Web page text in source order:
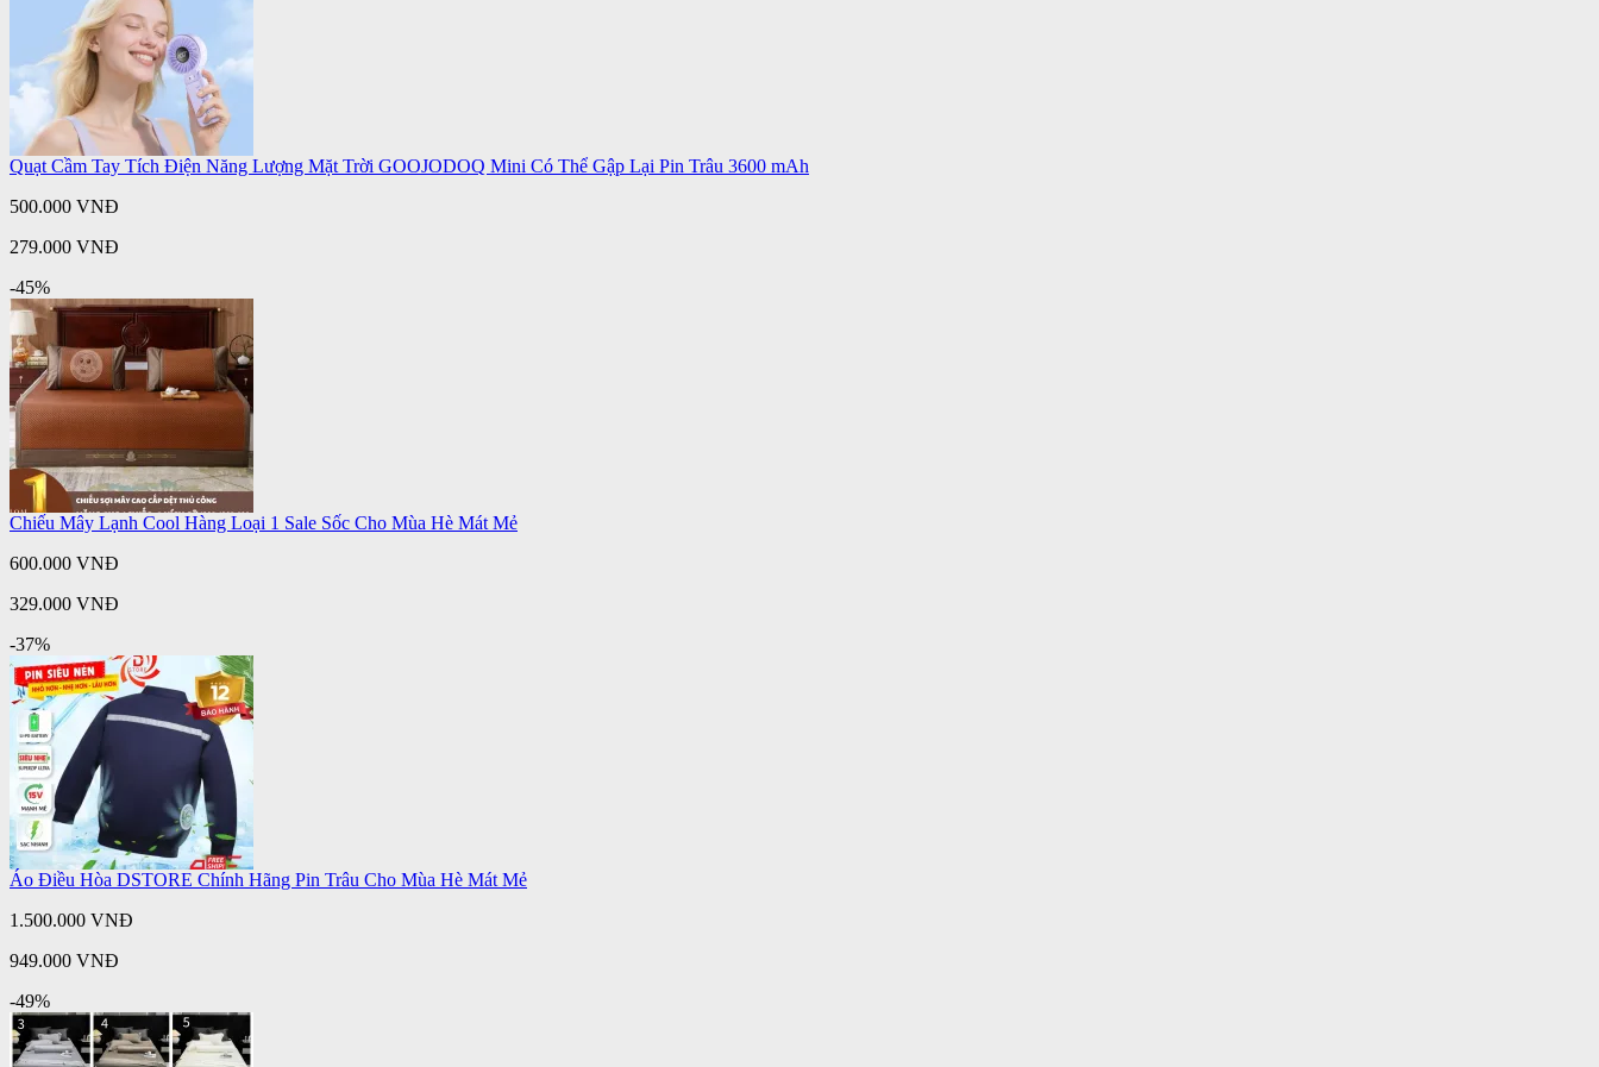
Quạt Cầm Tay Tích Điện Năng Lượng Mặt Trời GOOJODOQ Mini Có Thể Gập Lại Pin Trâu 3600 mAh
500.000 VNĐ
279.000 VNĐ
-45%
Chiếu Mây Lạnh Cool Hàng Loại 1 Sale Sốc Cho Mùa Hè Mát Mẻ
600.000 VNĐ
329.000 VNĐ
-37%
Áo Điều Hòa DSTORE Chính Hãng Pin Trâu Cho Mùa Hè Mát Mẻ
1.500.000 VNĐ
949.000 VNĐ
-49%